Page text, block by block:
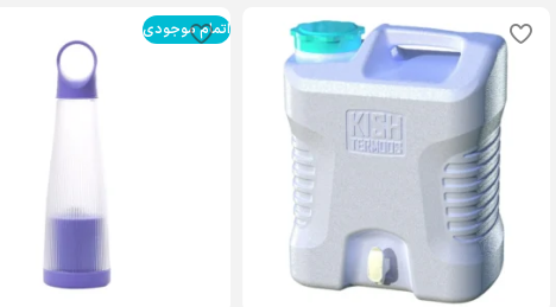
اتمام موجودی